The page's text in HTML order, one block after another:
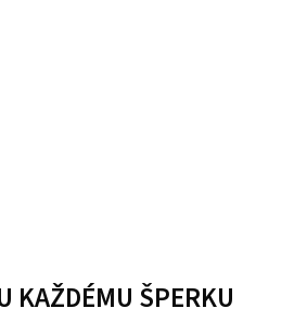
KAŽDÉMU ŠPERKU